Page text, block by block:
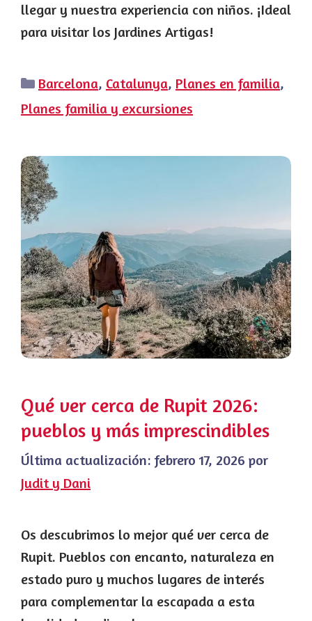
llegar y nuestra experiencia con niños. ¡Ideal
para visitar los Jardines Artigas!
Categorías
Barcelona, Catalunya, Planes en familia,
Planes familia y excursiones
Qué ver cerca de Rupit 2026:
pueblos y más imprescindibles
Última actualización: febrero 17, 2026 por
Judit y Dani
Os descubrimos lo mejor qué ver cerca de
Rupit. Pueblos con encanto, naturaleza en
estado puro y muchos lugares de interés
para complementar la escapada a esta